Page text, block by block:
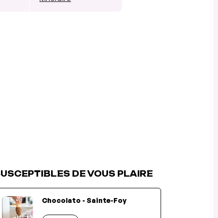
DE VOUS PLAIRE
Chocolato - Sainte-Foy